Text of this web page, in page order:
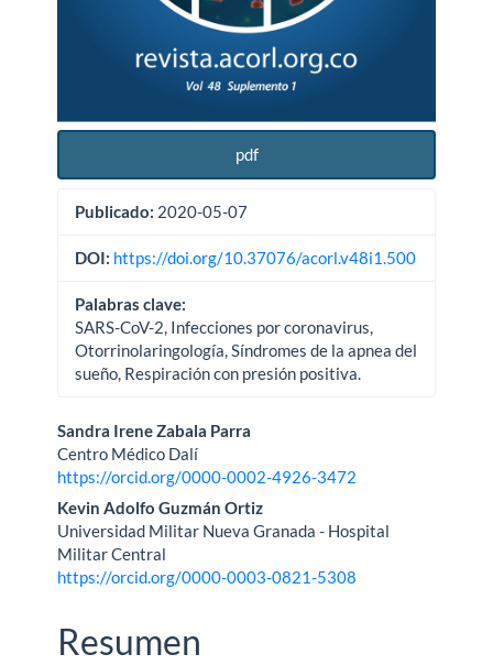
pdf
Publicado: 2020-05-07
DOI: https://doi.org/10.37076/acorl.v48i1.500
Palabras clave:
SARS-CoV-2, Infecciones por coronavirus,
Otorrinolaringología, Síndromes de la apnea del
sueño, Respiración con presión positiva.
Contenido
principal
del
artículo
Sandra Irene Zabala Parra
Centro Médico Dalí
https://orcid.org/0000-0002-4926-3472
Kevin Adolfo Guzmán Ortiz
Universidad Militar Nueva Granada - Hospital
Militar Central
https://orcid.org/0000-0003-0821-5308
Resumen